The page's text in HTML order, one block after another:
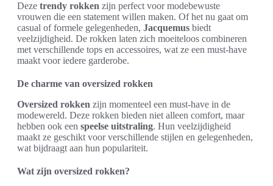
Deze trendy rokken zijn perfect voor modebewuste
vrouwen die een statement willen maken. Of het nu gaat om
casual of formele gelegenheden, Jacquemus biedt
veelzijdigheid. De rokken laten zich moeiteloos combineren
met verschillende tops en accessoires, wat ze een must-have
maakt voor iedere garderobe.
De charme van oversized rokken
Oversized rokken zijn momenteel een must-have in de
modewereld. Deze rokken bieden niet alleen comfort, maar
hebben ook een speelse uitstraling. Hun veelzijdigheid
maakt ze geschikt voor verschillende stijlen en gelegenheden,
wat bijdraagt aan hun populariteit.
Wat zijn oversized rokken?